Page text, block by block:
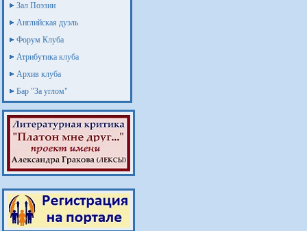
Зал Поэзии
Английская дуэль
Форум Клуба
Атрибутика клуба
Архив клуба
Бар "За углом"